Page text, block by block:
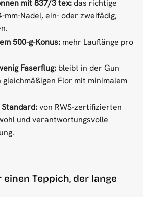
mit 837/3 tex:das richtige
mm-Nadel, ein- oder zweifädig,
500-g-Konus:mehr Lauflänge pro
Faserflug:bleibt in der Gun
Flor mit minimalem
von RWS-zertifizierten
und verantwortungsvolle
Teppich, der lange